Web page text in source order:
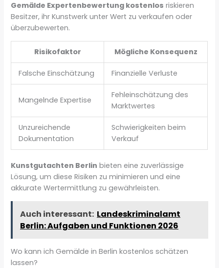
Gemälde Expertenbewertung kostenlos riskieren
Besitzer, ihr Kunstwerk unter Wert zu verkaufen oder
überzubewerten.
Risikofaktor Mögliche Konsequenz
Falsche Einschätzung Finanzielle Verluste
Mangelnde Expertise
Fehleinschätzung des
Marktwertes
Unzureichende
Dokumentation
Schwierigkeiten beim
Verkauf
Kunstgutachten Berlin bieten eine zuverlässige
Lösung, um diese Risiken zu minimieren und eine
akkurate Wertermittlung zu gewährleisten.
Auch interessant: Landeskriminalamt
Berlin: Aufgaben und Funktionen 2026
Wo kann ich Gemälde in Berlin kostenlos schätzen
lassen?